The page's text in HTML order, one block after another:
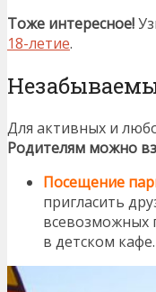
Тоже интересное!
18-летие.
Для активных и
Родителям можно
Посещение
пригласить
всевозможных
в детском кафе.